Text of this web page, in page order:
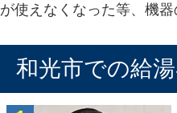
が使えなくなった等、機
和光市での給